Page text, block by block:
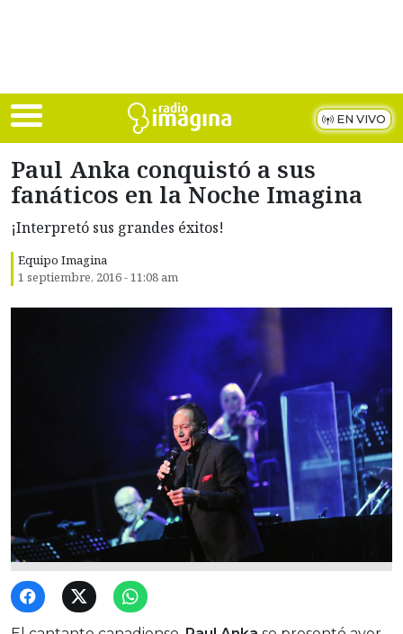
EN VIVO
Paul Anka conquistó a sus
fanáticos en la Noche Imagina
¡Interpretó sus grandes éxitos!
Equipo Imagina
1 septiembre, 2016 - 11:08 am